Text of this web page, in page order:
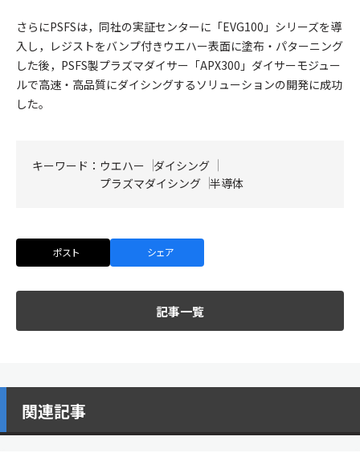
さらにPSFSは，同社の実証センターに「EVG100」シリーズを導
入し，レジストをバンプ付きウエハー表面に塗布・パターニング
した後，PSFS製プラズマダイサー「APX300」ダイサーモジュー
ルで高速・高品質にダイシングするソリューションの開発に成功
した。
キーワード： ウエハー
ダイシング
プラズマダイシング 半導体
ポスト シェア
記事一覧
関連記事